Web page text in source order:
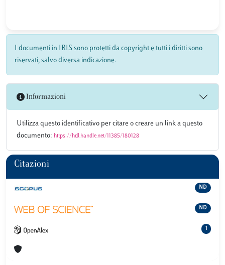
I documenti in IRIS sono protetti da copyright e tutti i diritti sono
riservati, salvo diversa indicazione.
Informazioni
Utilizza questo identificativo per citare o creare un link a questo
documento: https://hdl.handle.net/11385/180128
Citazioni
ND
ND
1